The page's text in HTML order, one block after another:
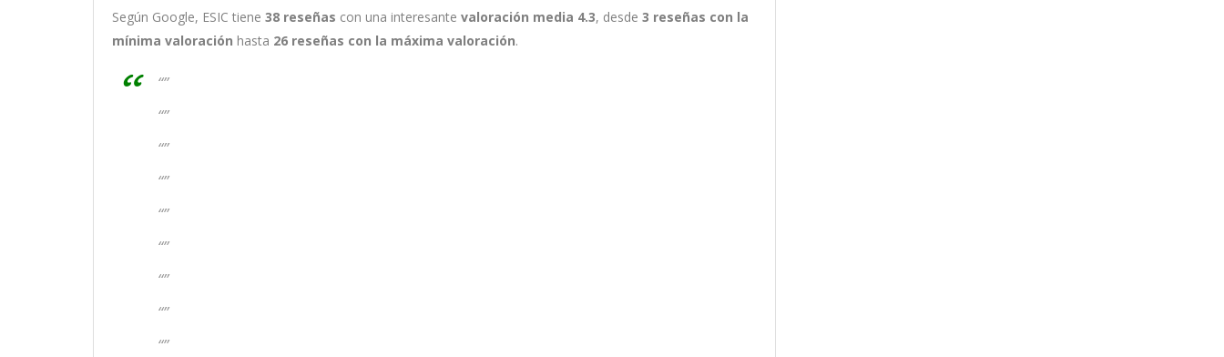
Según Google, ESIC tiene 38 reseñas con una interesante valoración media 4.3, desde 3 reseñas con la
mínima valoración hasta 26 reseñas con la máxima valoración.
“”
“”
“”
“”
“”
“”
“”
“”
“”